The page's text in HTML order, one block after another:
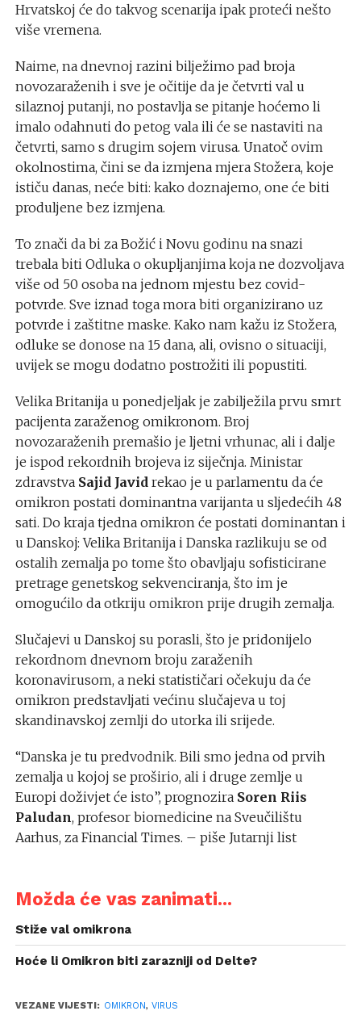
Hrvatskoj će do takvog scenarija ipak proteći nešto
više vremena.
Naime, na dnevnoj razini bilježimo pad broja
novozaraženih i sve je očitije da je četvrti val u
silaznoj putanji, no postavlja se pitanje hoćemo li
imalo odahnuti do petog vala ili će se nastaviti na
četvrti, samo s drugim sojem virusa. Unatoč ovim
okolnostima, čini se da izmjena mjera Stožera, koje
ističu danas, neće biti: kako doznajemo, one će biti
produljene bez izmjena.
To znači da bi za Božić i Novu godinu na snazi
trebala biti Odluka o okupljanjima koja ne dozvoljava
više od 50 osoba na jednom mjestu bez covid-
potvrde. Sve iznad toga mora biti organizirano uz
potvrde i zaštitne maske. Kako nam kažu iz Stožera,
odluke se donose na 15 dana, ali, ovisno o situaciji,
uvijek se mogu dodatno postrožiti ili popustiti.
Velika Britanija u ponedjeljak je zabilježila prvu smrt
pacijenta zaraženog omikronom. Broj
novozaraženih premašio je ljetni vrhunac, ali i dalje
je ispod rekordnih brojeva iz siječnja. Ministar
zdravstva Sajid Javid rekao je u parlamentu da će
omikron postati dominantna varijanta u sljedećih 48
sati. Do kraja tjedna omikron će postati dominantan i
u Danskoj: Velika Britanija i Danska razlikuju se od
ostalih zemalja po tome što obavljaju sofisticirane
pretrage genetskog sekvenciranja, što im je
omogućilo da otkriju omikron prije drugih zemalja.
Slučajevi u Danskoj su porasli, što je pridonijelo
rekordnom dnevnom broju zaraženih
koronavirusom, a neki statističari očekuju da će
omikron predstavljati većinu slučajeva u toj
skandinavskoj zemlji do utorka ili srijede.
“Danska je tu predvodnik. Bili smo jedna od prvih
zemalja u kojoj se proširio, ali i druge zemlje u
Europi doživjet će isto”, prognozira Soren Riis
Paludan, profesor biomedicine na Sveučilištu
Aarhus, za Financial Times. – piše Jutarnji list
Možda će vas zanimati...
Stiže val omikrona
Hoće li Omikron biti zarazniji od Delte?
VEZANE VIJESTI: OMIKRON, VIRUS